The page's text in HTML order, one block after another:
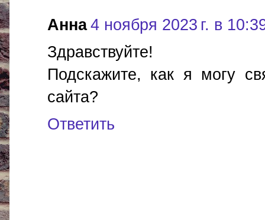
Анна4 ноября 2023 г. в
Здравствуйте!
Подскажите, как я могу
сайта?
Ответить